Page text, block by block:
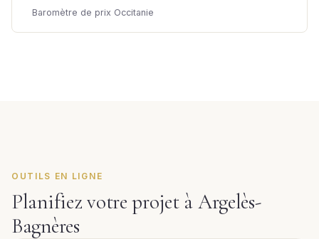
Baromètre de prix Occitanie
OUTILS EN LIGNE
Planifiez votre projet à Argelès-
Bagnères